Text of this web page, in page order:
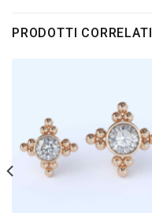
PRODOTTI CORRELATI